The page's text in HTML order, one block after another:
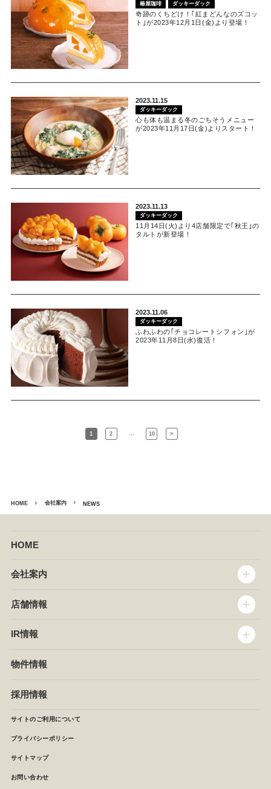
椿屋珈琲 ダッキーダック
奇跡のくちどけ！｢紅まどんなのズコッ
ト｣が2023年12月1日(金)より登場！
2023.11.15
ダッキーダック
心も体も温まる冬のごちそうメニュー
が2023年11月17日(金)よりスタート！
2023.11.13
ダッキーダック
11月14日(火)より4店舗限定で｢秋王｣の
タルトが新登場！
2023.11.06
ダッキーダック
ふわふわの｢チョコレートシフォン｣が
2023年11月8日(水)復活！
1 2 … 10 >
HOME 会社案内 NEWS
HOME
会社案内
企業情報
セントラルキッチン
NEWS
店舗情報
椿屋珈琲
イタリアンダイニングDONA
店舗検索
IR情報
IRニュース
月次報告
決算短信
株主の皆様へ
よくあるご質問 (株主優待制度)
物件情報
採用情報
サイトのご利用について
プライバシーポリシー
サイトマップ
お問い合わせ